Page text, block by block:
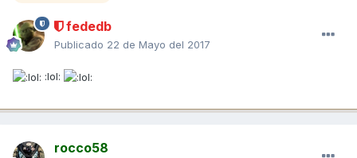
fededb
Publicado 22 de Mayo del 2017
:lol:
rocco58